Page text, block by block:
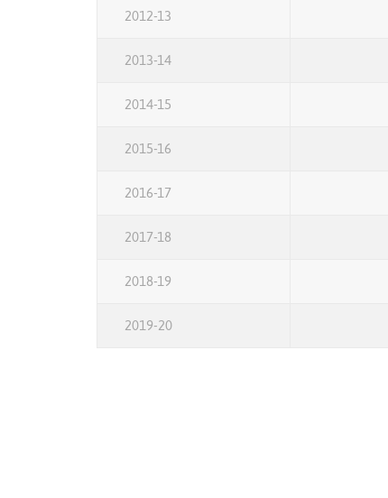
2012-13
2013-14
2014-15
2015-16
2016-17
2017-18
2018-19
2019-20